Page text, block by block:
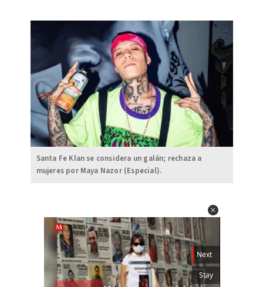
Santa Fe Klan se considera un galán; rechaza a
mujeres por Maya Nazor (Especial).